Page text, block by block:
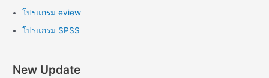
โปรแกรม eview
โปรแกรม SPSS
New Update